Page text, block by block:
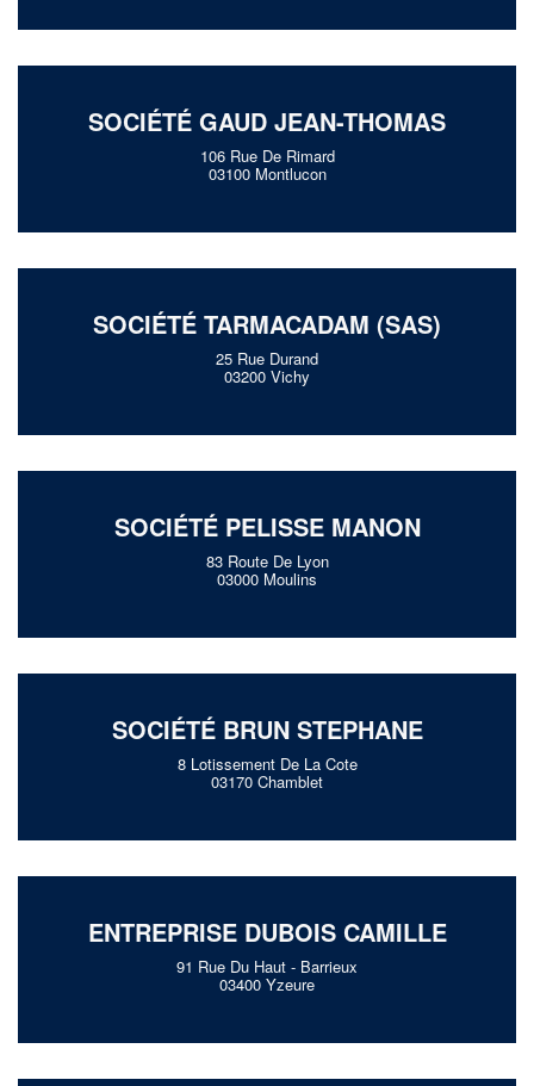
SOCIÉTÉ GAUD JEAN-THOMAS
106 Rue De Rimard
03100 Montlucon
SOCIÉTÉ TARMACADAM (SAS)
25 Rue Durand
03200 Vichy
SOCIÉTÉ PELISSE MANON
83 Route De Lyon
03000 Moulins
SOCIÉTÉ BRUN STEPHANE
8 Lotissement De La Cote
03170 Chamblet
ENTREPRISE DUBOIS CAMILLE
91 Rue Du Haut - Barrieux
03400 Yzeure